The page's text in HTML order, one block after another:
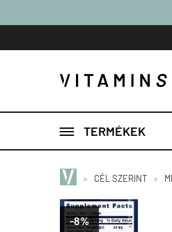
 TERMÉKEK
» CÉL SZERINT »
-8%